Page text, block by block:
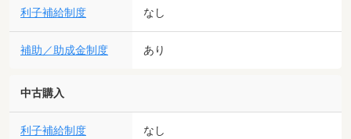
利子補給制度 なし
補助／助成金制度 あり
中古購入
利子補給制度 なし